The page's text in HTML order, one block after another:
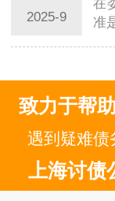
2025-9
在
准
致力于帮
遇到疑难债
上海讨债